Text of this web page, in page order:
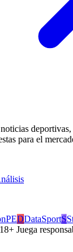
para el
DDataSportS
18+ Juega